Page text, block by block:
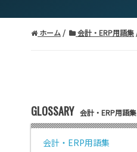
ホーム 会計・ERP用語集
GLOSSARY 会計・ERP用語集
会計・ERP用語集